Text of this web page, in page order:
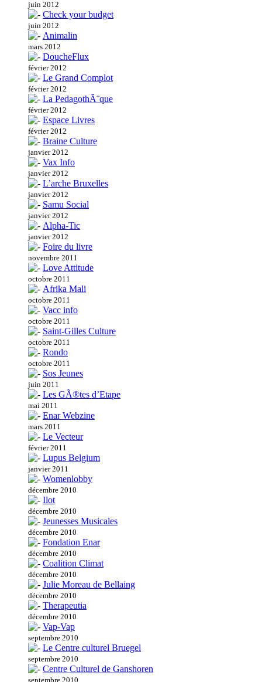
juin 2012
Check your budget
juin 2012
Animalin
mars 2012
DoucheFlux
février 2012
Le Grand Complot
février 2012
La PedagothÃ¨que
février 2012
Espace Livres
février 2012
Braine Culture
janvier 2012
Vax Info
janvier 2012
L’arche Bruxelles
janvier 2012
Samu Social
janvier 2012
Alpha-Tic
janvier 2012
Foire du livre
novembre 2011
Love Attitude
octobre 2011
Afrika Mali
octobre 2011
Vacc info
octobre 2011
Saint-Gilles Culture
octobre 2011
Rondo
octobre 2011
Sos Jeunes
juin 2011
Les GÃ®tes d’Etape
mai 2011
Enar Webzine
mars 2011
Le Vecteur
février 2011
Lupus Belgium
janvier 2011
Womenlobby
décembre 2010
Ilot
décembre 2010
Jeunesses Musicales
décembre 2010
Fondation Enar
décembre 2010
Coalition Climat
décembre 2010
Julie Moreau de Bellaing
décembre 2010
Therapeutia
décembre 2010
Vap-Vap
septembre 2010
Le Centre culturel Bruegel
septembre 2010
Centre Culturel de Ganshoren
septembre 2010